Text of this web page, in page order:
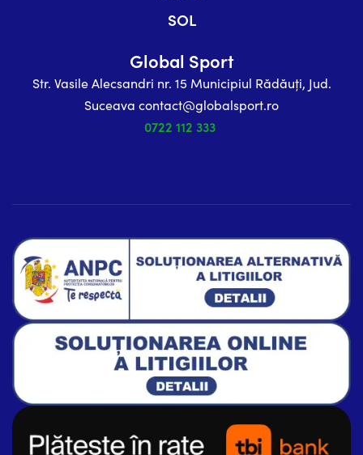
SOL
Global Sport
Str. Vasile Alecsandri nr. 15 Municipiul Rădăuți, Jud.
Suceava contact@globalsport.ro
0722 112 333